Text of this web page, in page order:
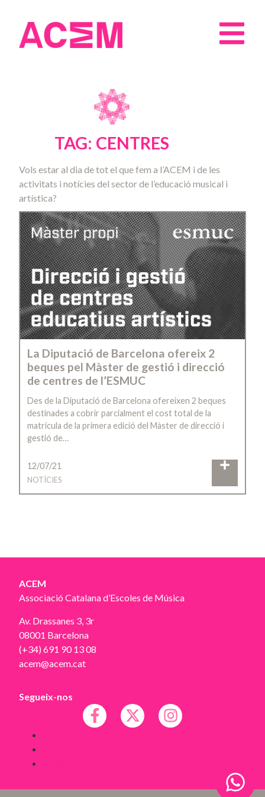
TAG: CENTRES
Vols estar al dia de tot el que fem a l’ACEM i de les
activitats i notícies del sector de l’educació musical i
artística?
La Diputació de Barcelona ofereix 2
beques pel Màster de gestió i direcció
de centres de l’ESMUC
Des de la Diputació de Barcelona ofereixen 2 beques
destinades a cobrir parcialment el cost total de la
matrícula de la primera edició del Màster de direcció i
gestió de…
12/07/21
NOTÍCIES
ACEM
Associació Catalana d’Escoles de Música
Av. Drassanes 3, 3r
08001 Barcelona
(+34) 691 90 13 08
acem@acem.cat
Segueix-nos